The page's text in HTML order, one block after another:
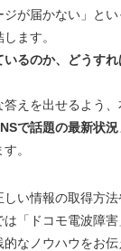
が届かない」と
ます。
いるのか、どうす
えを出せるよう
で話題の最新状況
。
い情報の取得方
「ドコモ電波障害
なノウハウをお伝